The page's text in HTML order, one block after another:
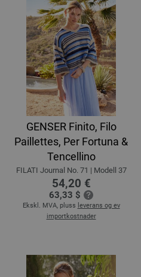
GENSER Finito, Filo
Paillettes, Per Fortuna &
Tencellino
FILATI Journal No. 71 | Modell 37
54,20 €
63,33 $
Ekskl. MVA, pluss leverans og ev
importkostnader